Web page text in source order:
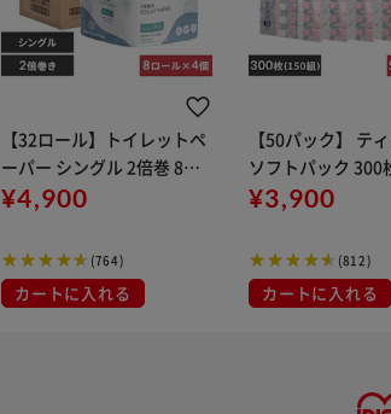
【32ロール】トイレットペ
ーパー シングル 2倍巻 8ロ
ール×4個セット スマート
¥4,900
(764)
カートに入れる
【50パック】 テ
ソフトパック 300
組) 5パック×10
¥3,900
(812)
カートに入れる